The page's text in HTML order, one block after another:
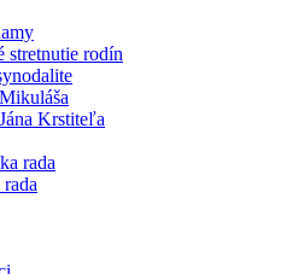
stretnutie rodín
Krstiteľa
rada
rada